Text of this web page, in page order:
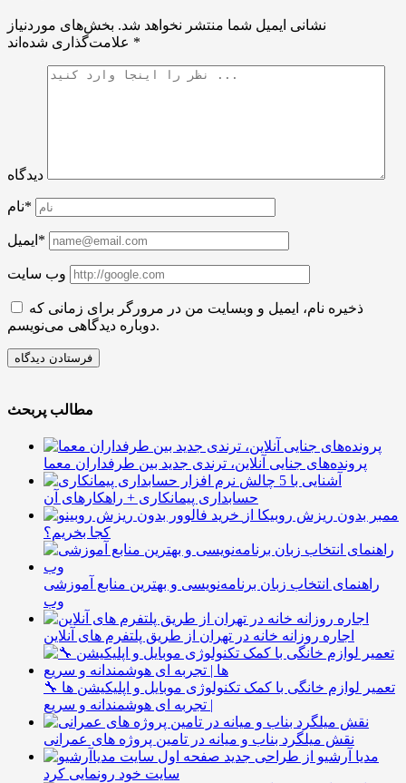
نشانی ایمیل شما منتشر نخواهد شد. بخش‌های موردنیاز
*
دیدگاه
نام*
ایمیل*
وب سایت
ذخیره نام، ایمیل و وبسایت من در مرورگر برای زمانی که
دوباره دیدگاهی می‌نویسم.
مطالب پربحث
پرونده‌های جنایی آنلاین، ترندی جدید بین طرفداران معما
آشنایی با 5 چالش
حسابداری پیمانکاری + راهکارهای آن
ممبر بدون ریزش روبیکا از
کجا بخریم؟
راهنمای انتخاب زبان برنامه‌نویسی و بهترین منابع آموزشی
وب
اجاره روزانه خانه در تهران از طریق پلتفرم های آنلاین
🔧 تعمیر لوازم خانگی با کمک تکنولوژی موبایل و اپلیکیشن ها
| تجربه ای هوشمندانه و سریع
نقش میلگرد بناب و میانه در تامین پروژه های عمرانی
مدیا آرشیو از طراحی جدید
سایت خود رونمایی کرد